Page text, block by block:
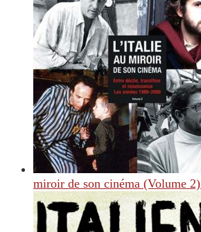
miroir de son cinéma (Volume 2)